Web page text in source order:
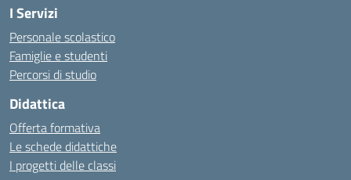
I Servizi
Personale scolastico
Famiglie e studenti
Percorsi di studio
Didattica
Offerta formativa
Le schede didattiche
I progetti delle classi